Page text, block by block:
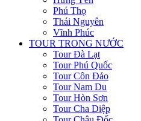
Phú Thọ
Thái Nguyên
Vĩnh Phúc
TOUR TRONG NƯỚC
Tour Đà Lạt
Tour Phú Quốc
Tour Côn Đảo
Tour Nam Du
Tour Hòn Sơn
Tour Cha Diệp